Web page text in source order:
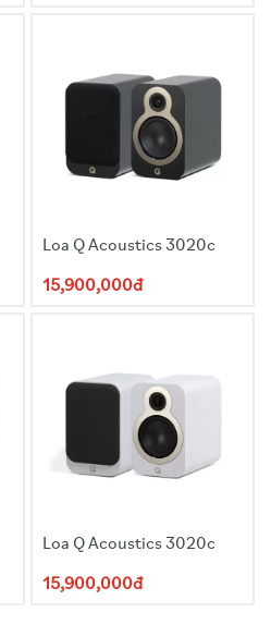
Loa Q Acoustics 3020c
15,900,000đ
Loa Q Acoustics 3020c
15,900,000đ